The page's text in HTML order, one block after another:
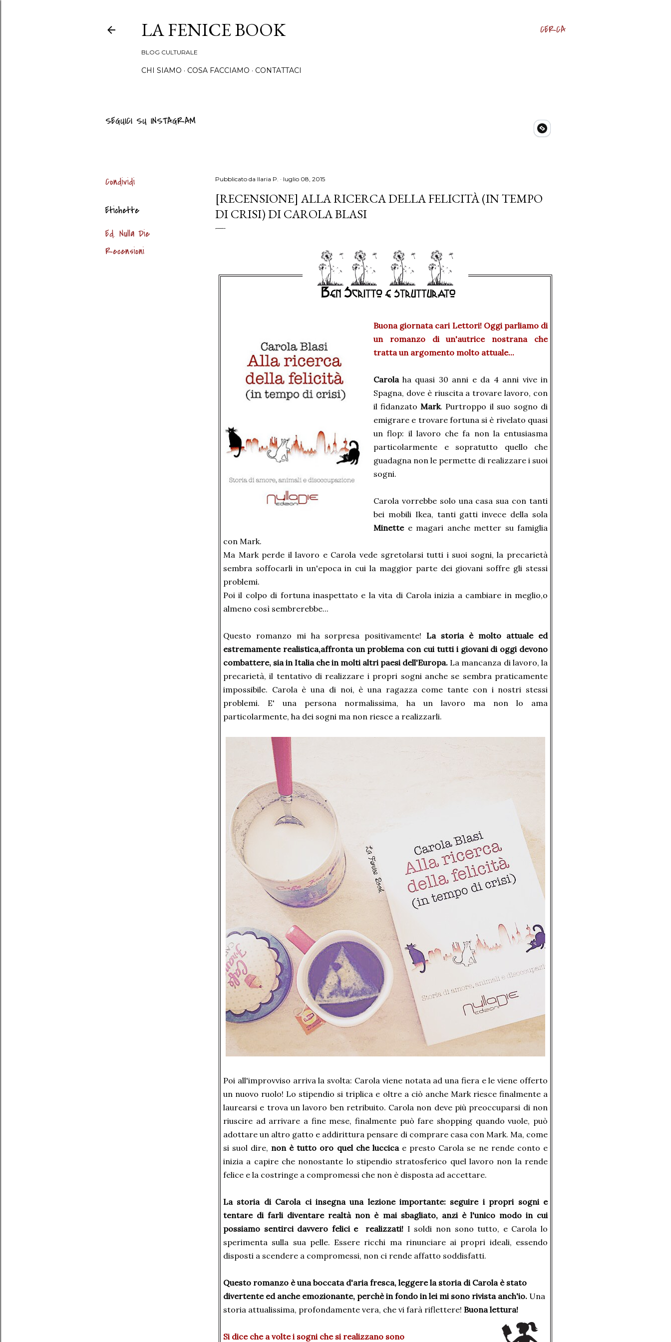
CERCA
LA FENICE BOOK
BLOG CULTURALE
CHI SIAMO COSA FACCIAMO CONTATTACI
SEGUICI SU INSTAGRAM
Condividi
Etichette
Ed. Nulla Die
Recensioni
Pubblicato da Ilaria P. luglio 08, 2015
[RECENSIONE] ALLA RICERCA DELLA FELICITÀ (IN TEMPO
DI CRISI) DI CAROLA BLASI
Buona giornata cari Lettori! Oggi parliamo di
un romanzo di un'autrice nostrana che
tratta un argomento molto attuale...
Carola ha quasi 30 anni e da 4 anni vive in
Spagna, dove è riuscita a trovare lavoro, con
il fidanzato Mark. Purtroppo il suo sogno di
emigrare e trovare fortuna si è rivelato quasi
un flop: il lavoro che fa non la entusiasma
particolarmente e sopratutto quello che
guadagna non le permette di realizzare i suoi
sogni.
Carola vorrebbe solo una casa sua con tanti
bei mobili Ikea, tanti gatti invece della sola
Minettee magari anche metter su famiglia
con Mark.
Ma Mark perde il lavoro e Carola vede sgretolarsi tutti i suoi sogni, la precarietà
sembra soffocarli in un'epoca in cui la maggior parte dei giovani soffre gli stessi
problemi.
Poi il colpo di fortuna inaspettato e la vita di Carola inizia a cambiare in meglio,o
almeno così sembrerebbe...
Questo romanzo mi ha sorpresa positivamente! La storia è molto attuale ed
estremamente realistica,affronta un problema con cui tutti i giovani di oggi devono
combattere, sia in Italia che in molti altri paesi dell'Europa. La mancanza di lavoro, la
precarietà, il tentativo di realizzare i propri sogni anche se sembra praticamente
impossibile. Carola è una di noi, è una ragazza come tante con i nostri stessi
problemi. E' una persona normalissima, ha un lavoro ma non lo ama
particolarmente, ha dei sogni ma non riesce a realizzarli.
Poi all'improvviso arriva la svolta: Carola viene notata ad una fiera e le viene offerto
un nuovo ruolo! Lo stipendio si triplica e oltre a ciò anche Mark riesce finalmente a
laurearsi e trova un lavoro ben retribuito. Carola non deve più preoccuparsi di non
riuscire ad arrivare a fine mese, finalmente può fare shopping quando vuole, può
adottare un altro gatto e addirittura pensare di comprare casa con Mark. Ma, come
si suol dire, non è tutto oro quel che luccica e presto Carola se ne rende conto e
inizia a capire che nonostante lo stipendio stratosferico quel lavoro non la rende
felice e la costringe a compromessi che non è disposta ad accettare.
La storia di Carola ci insegna una lezione importante: seguire i propri sogni e
tentare di farli diventare realtà non è mai sbagliato, anzi è l'unico modo in cui
possiamo sentirci davvero felici e realizzati! I soldi non sono tutto, e Carola lo
sperimenta sulla sua pelle. Essere ricchi ma rinunciare ai propri ideali, essendo
disposti a scendere a compromessi, non ci rende affatto soddisfatti.
Questo romanzo è una boccata d'aria fresca, leggere la storia di Carola è stato
divertente ed anche emozionante, perchè in fondo in lei mi sono rivista anch'io. Una
storia attualissima, profondamente vera, che vi farà riflettere! Buona lettura!
Si dice che a volte i sogni che si realizzano sono